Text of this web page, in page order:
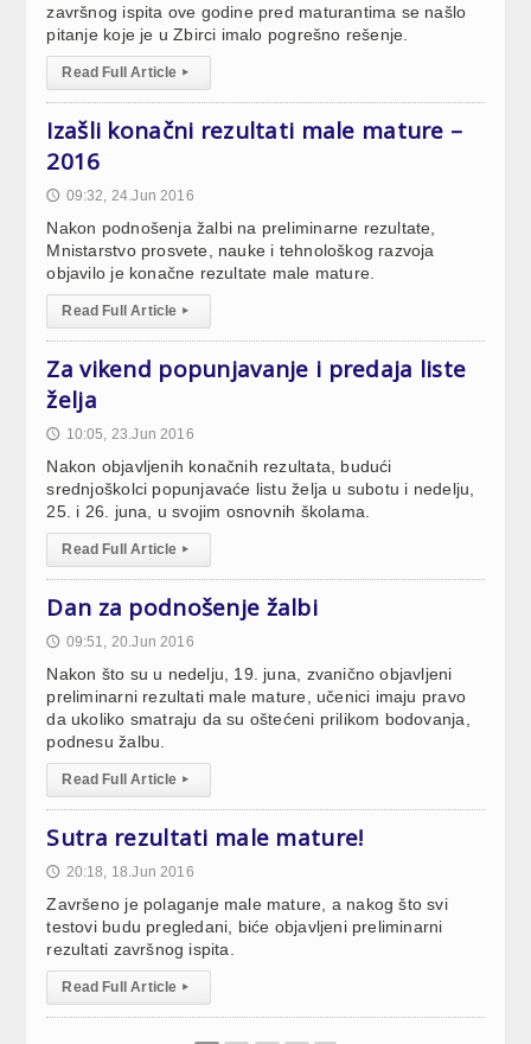
završnog ispita ove godine pred maturantima se našlo
pitanje koje je u Zbirci imalo pogrešno rešenje.
Read Full Article ▸
Izašli konačni rezultati male mature –
2016
🕔 09:32, 24.Jun 2016
Nakon podnošenja žalbi na preliminarne rezultate,
Mnistarstvo prosvete, nauke i tehnološkog razvoja
objavilo je konačne rezultate male mature.
Read Full Article ▸
Za vikend popunjavanje i predaja liste
želja
🕔 10:05, 23.Jun 2016
Nakon objavljenih konačnih rezultata, budući
srednjoškolci popunjavaće listu želja u subotu i nedelju,
25. i 26. juna, u svojim osnovnih školama.
Read Full Article ▸
Dan za podnošenje žalbi
🕔 09:51, 20.Jun 2016
Nakon što su u nedelju, 19. juna, zvanično objavljeni
preliminarni rezultati male mature, učenici imaju pravo
da ukoliko smatraju da su oštećeni prilikom bodovanja,
podnesu žalbu.
Read Full Article ▸
Sutra rezultati male mature!
🕔 20:18, 18.Jun 2016
Završeno je polaganje male mature, a nakog što svi
testovi budu pregledani, biće objavljeni preliminarni
rezultati završnog ispita.
Read Full Article ▸